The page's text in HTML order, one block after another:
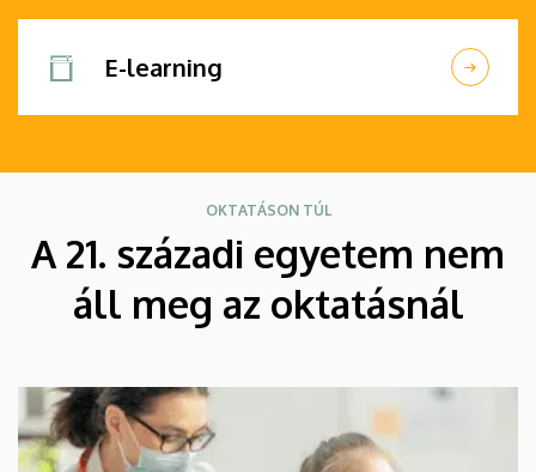
E-learning
OKTATÁSON TÚL
A 21. századi egyetem nem
áll meg az oktatásnál